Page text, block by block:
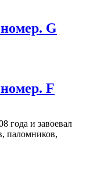
G
F
года и завоевал
паломников,